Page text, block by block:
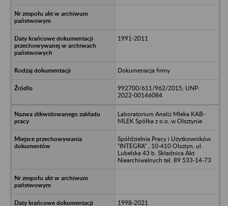
1991-2011
Dokumenacja firmy
992700/611/962/2015; UNP:
2022-00146084
Laboratorium Analiz Mleka KAB-
MLEK Spółka z o.o. w Olsztynie
Spółdzielnia Pracy i Użytkowników
"INTEGRA" , 10-410 Olsztyn, ul.
Lubelska 43 b, Składnica Akt
Niearchiwalnych tel. 89 533-14-73
1998-2021